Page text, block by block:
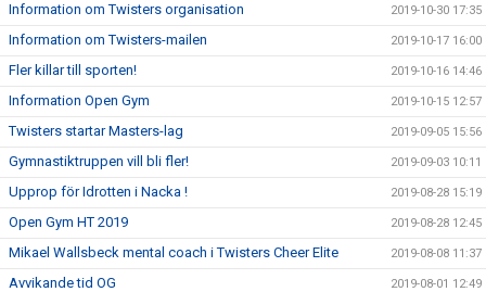
Information om Twisters organisation 2019-10-30 17:35
Information om Twisters-mailen 2019-10-17 16:00
Fler killar till sporten! 2019-10-16 14:46
Information Open Gym 2019-10-15 12:57
Twisters startar Masters-lag 2019-09-05 15:56
Gymnastiktruppen vill bli fler! 2019-09-03 10:11
Upprop för Idrotten i Nacka ! 2019-08-28 15:19
Open Gym HT 2019 2019-08-28 12:45
Mikael Wallsbeck mental coach i Twisters Cheer Elite 2019-08-08 11:37
Avvikande tid OG 2019-08-01 12:49